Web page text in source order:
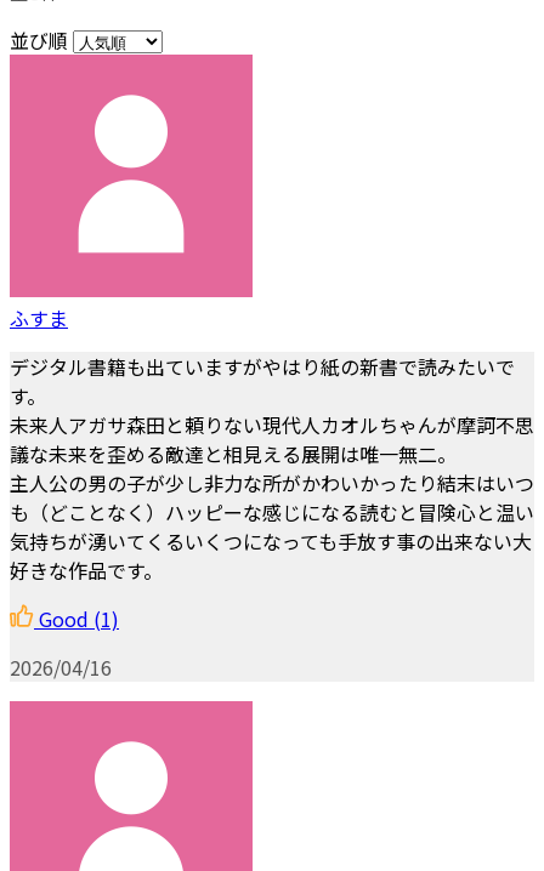
並び順
ふすま
デジタル書籍も出ていますがやはり紙の新書で読みたいで
す。
未来人アガサ森田と頼りない現代人カオルちゃんが摩訶不思
議な未来を歪める敵達と相見える展開は唯一無二。
主人公の男の子が少し非力な所がかわいかったり結末はいつ
も（どことなく）ハッピーな感じになる読むと冒険心と温い
気持ちが湧いてくるいくつになっても手放す事の出来ない大
好きな作品です。
Good (1)
2026/04/16